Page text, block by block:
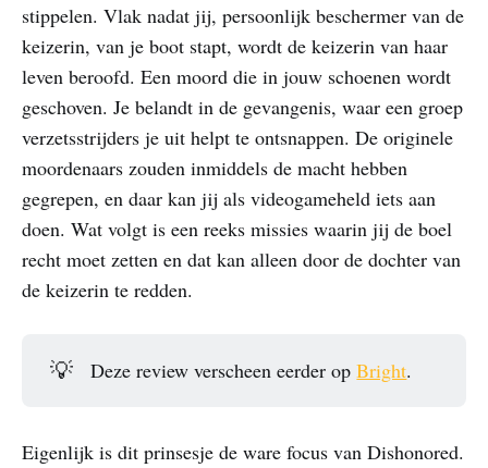
stippelen. Vlak nadat jij, persoonlijk beschermer van de
keizerin, van je boot stapt, wordt de keizerin van haar
leven beroofd. Een moord die in jouw schoenen wordt
geschoven. Je belandt in de gevangenis, waar een groep
verzetsstrijders je uit helpt te ontsnappen. De originele
moordenaars zouden inmiddels de macht hebben
gegrepen, en daar kan jij als videogameheld iets aan
doen. Wat volgt is een reeks missies waarin jij de boel
recht moet zetten en dat kan alleen door de dochter van
de keizerin te redden.
💡 Deze review verscheen eerder opBright.
Eigenlijk is dit prinsesje de ware focus van Dishonored.